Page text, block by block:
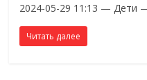
2024-05-29 11:13 — Дети
Читать далее